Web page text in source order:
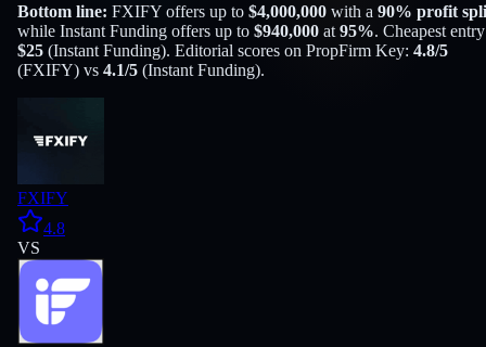
Bottom line: FXIFY offers up to $4,000,000 with a 90% profit
while Instant Funding offers up to $940,000 at 95%. Cheapest
$25 (Instant Funding). Editorial scores on PropFirm Key: 4.8/5
(FXIFY) vs 4.1/5 (Instant Funding).
FXIFY
4.8
VS